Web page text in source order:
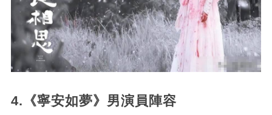
4.《寧安如夢》男演員陣容